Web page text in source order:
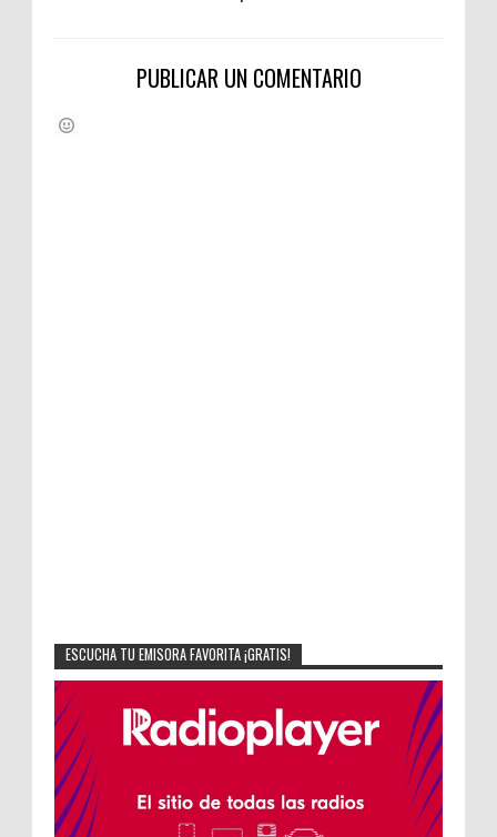
PUBLICAR UN COMENTARIO
ESCUCHA TU EMISORA FAVORITA ¡GRATIS!